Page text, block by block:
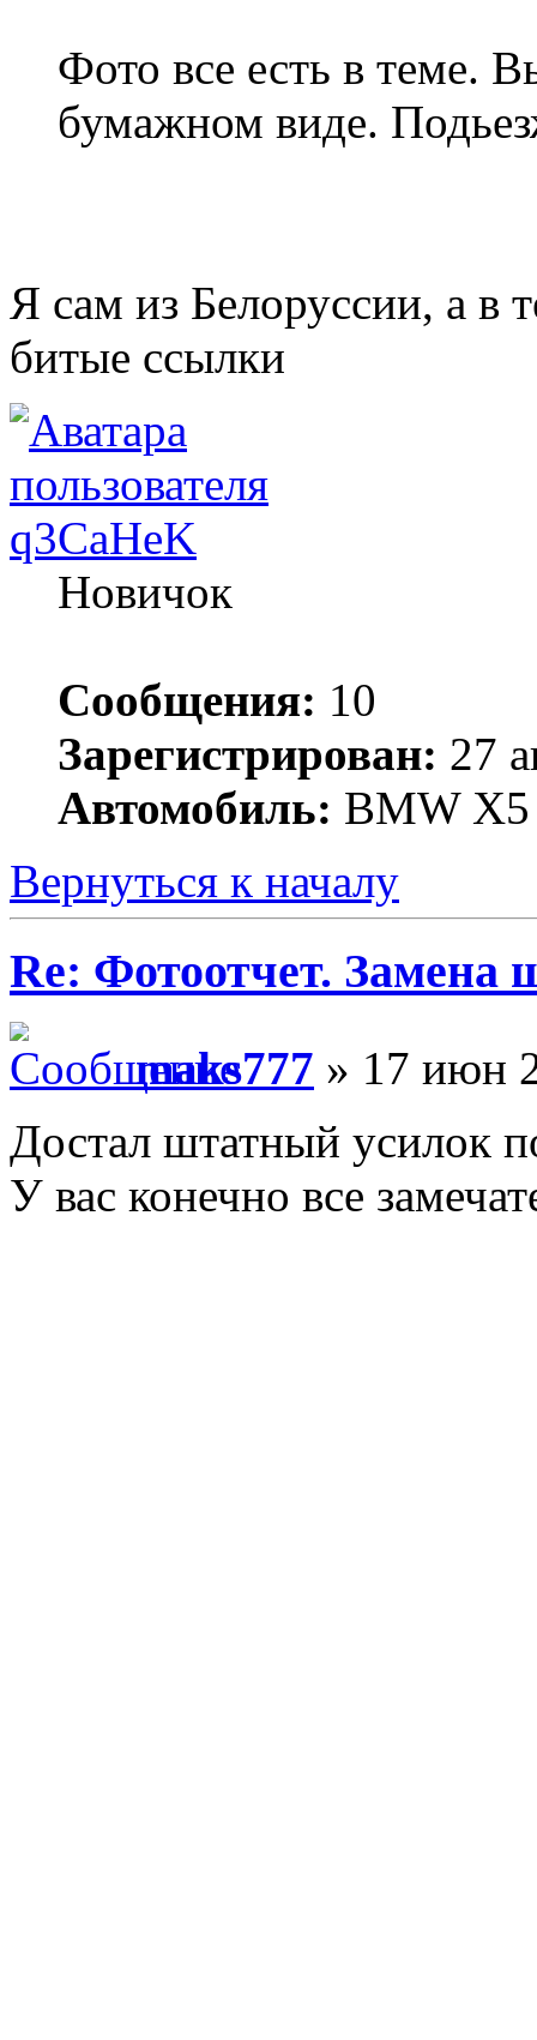
Фото все есть в теме.
бумажном виде.
Я сам из Белоруссии, а в
битые ссылки
q3CaHeK
Новичок
Сообщения: 10
Зарегистрирован: 27
Автомобиль: BMW X5
Вернуться к началу
Re: Фотоотчет. Замена
maks777 » 17 июн
Достал штатный усилок
У вас конечно все